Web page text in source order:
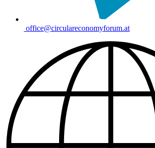
office@circulareconomyforum.at